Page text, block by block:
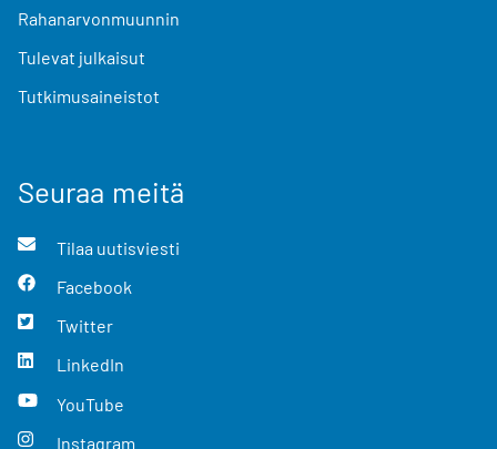
Rahanarvonmuunnin
Tulevat julkaisut
Tutkimusaineistot
Seuraa meitä
Tilaa uutisviesti
Facebook
Twitter
LinkedIn
YouTube
Instagram